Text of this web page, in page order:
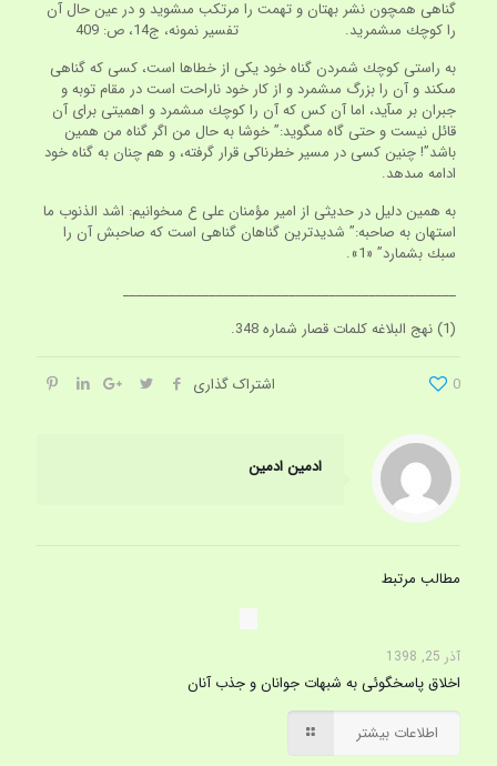
گناهى همچون نشر بهتان و تهمت را مرتكب مى‏شويد و در عين حال آن
را كوچك مى‏شمريد. تفسير نمونه، ج‏14، ص: 409
به راستى كوچك شمردن گناه خود يكى از خطاها است، كسى كه گناهى
مى‏كند و آن را بزرگ مى‏شمرد و از كار خود ناراحت است در مقام توبه و
جبران بر مى‏آيد، اما آن كس كه آن را كوچك مى‏شمرد و اهميتى براى آن
قائل نيست و حتى گاه مى‏گويد:” خوشا به حال من اگر گناه من همين
باشد”! چنين كسى در مسير خطرناكى قرار گرفته، و هم چنان به گناه خود
ادامه مى‏دهد.
به همين دليل در حديثى از امير مؤمنان على ع مى‏خوانيم: اشد الذنوب ما
استهان به صاحبه:” شديدترين گناهان گناهى است كه صاحبش آن را
سبك بشمارد” «1».
__________________________________________________
(1) نهج البلاغه كلمات قصار شماره 348.
اشتراک گذاری 0
ادمین ادمین
مطالب مرتبط
آذر 25, 1398
اخلاق پاسخگوئی به شبهات جوانان و جذب آنان
اطلاعات بیشتر